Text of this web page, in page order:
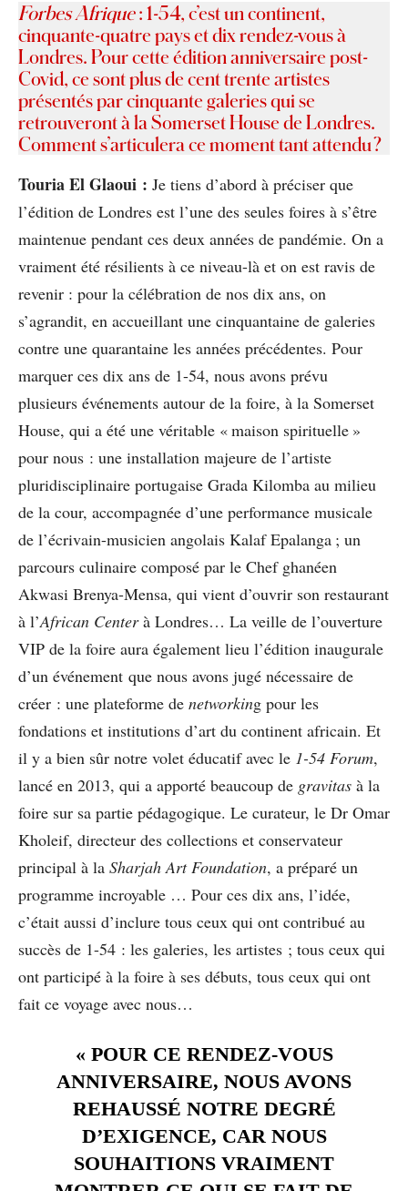
Forbes Afrique: 1-54, c’est un continent,
cinquante-quatre pays et dix rendez-vous à
Londres. Pour cette édition anniversaire post-
Covid, ce sont plus de cent trente artistes
présentés par cinquante galeries qui se
retrouveront à la Somerset House de Londres.
Comment s’articulera ce moment tant attendu ?
Touria El Glaoui : Je tiens d’abord à préciser que
l’édition de Londres est l’une des seules foires à s’être
maintenue pendant ces deux années de pandémie. On a
vraiment été résilients à ce niveau-là et on est ravis de
revenir : pour la célébration de nos dix ans, on
s’agrandit, en accueillant une cinquantaine de galeries
contre une quarantaine les années précédentes. Pour
marquer ces dix ans de 1-54, nous avons prévu
plusieurs événements autour de la foire, à la Somerset
House, qui a été une véritable « maison spirituelle »
pour nous : une installation majeure de l’artiste
pluridisciplinaire portugaise Grada Kilomba au milieu
de la cour, accompagnée d’une performance musicale
de l’écrivain-musicien angolais Kalaf Epalanga ; un
parcours culinaire composé par le Chef ghanéen
Akwasi Brenya-Mensa, qui vient d’ouvrir son restaurant
à l’African Centerà Londres… La veille de l’ouverture
VIP de la foire aura également lieu l’édition inaugurale
d’un événement que nous avons jugé nécessaire de
créer : une plateforme de networking pour les
fondations et institutions d’art du continent africain. Et
il y a bien sûr notre volet éducatif avec le 1-54 Forum,
lancé en 2013, qui a apporté beaucoup de gravitas à la
foire sur sa partie pédagogique. Le curateur, le Dr Omar
Kholeif, directeur des collections et conservateur
principal à la Sharjah Art Foundation, a préparé un
programme incroyable … Pour ces dix ans, l’idée,
c’était aussi d’inclure tous ceux qui ont contribué au
succès de 1-54 : les galeries, les artistes ; tous ceux qui
ont participé à la foire à ses débuts, tous ceux qui ont
fait ce voyage avec nous…
« POUR CE RENDEZ-VOUS
ANNIVERSAIRE, NOUS AVONS
REHAUSSÉ NOTRE DEGRÉ
D’EXIGENCE, CAR NOUS
SOUHAITIONS VRAIMENT